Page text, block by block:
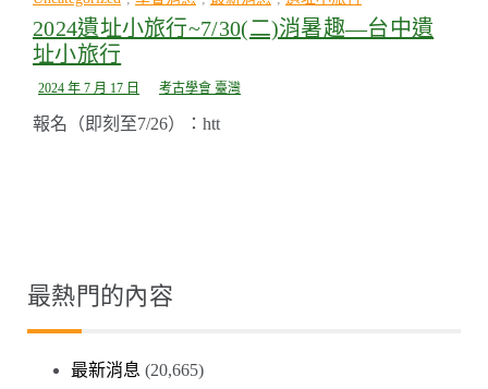
2024遺址小旅行~7/30(二)消暑趣—台中遺
址小旅行
2024 年 7 月 17 日 考古學會 臺灣
報名（即刻至7/26）：htt
最熱門的內容
最新消息 (20,665)